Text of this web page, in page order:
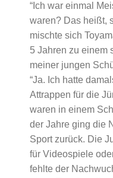
“Ich war einmal
waren? Das heißt,
mischte sich
5 Jahren zu einem
meiner jungen
“Ja. Ich hatte
Attrappen für die
waren in einem
der Jahre ging die
Sport zurück. Die
für Videospiele
fehlte der